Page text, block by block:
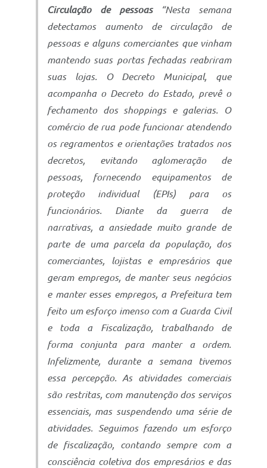
Circulação de pessoas
“Nesta semana
detectamos aumento de circulação de
pessoas e alguns comerciantes que vinham
mantendo suas portas fechadas reabriram
suas lojas. O Decreto Municipal, que
acompanha o Decreto do Estado, prevê o
fechamento dos shoppings e galerias. O
comércio de rua pode funcionar atendendo
os regramentos e orientações tratados nos
decretos, evitando aglomeração de
pessoas, fornecendo equipamentos de
proteção individual (EPIs) para os
funcionários. Diante da guerra de
narrativas, a ansiedade muito grande de
parte de uma parcela da população, dos
comerciantes, lojistas e empresários que
geram empregos, de manter seus negócios
e manter esses empregos, a Prefeitura tem
feito um esforço imenso com a Guarda Civil
e toda a Fiscalização, trabalhando de
forma conjunta para manter a ordem.
Infelizmente, durante a semana tivemos
essa percepção. As atividades comerciais
são restritas, com manutenção dos serviços
essenciais, mas suspendendo uma série de
atividades. Seguimos fazendo um esforço
de fiscalização, contando sempre com a
consciência coletiva dos empresários e das